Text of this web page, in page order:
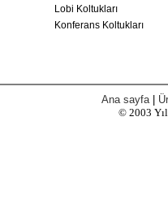
Lobi Koltukları
Konferans Koltukları
Ana sayfa
© 2003